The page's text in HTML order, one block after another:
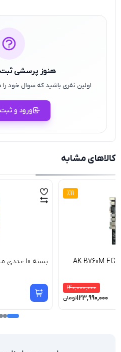
هنوز پرسشی
اولین نفری باشید که سوال خود
ورود و
کالاهای مشابه
بسته 10 عددی مادربرد دل M.B DELL Z270 NEW
11
%
140,000,000
123,990,000تومان